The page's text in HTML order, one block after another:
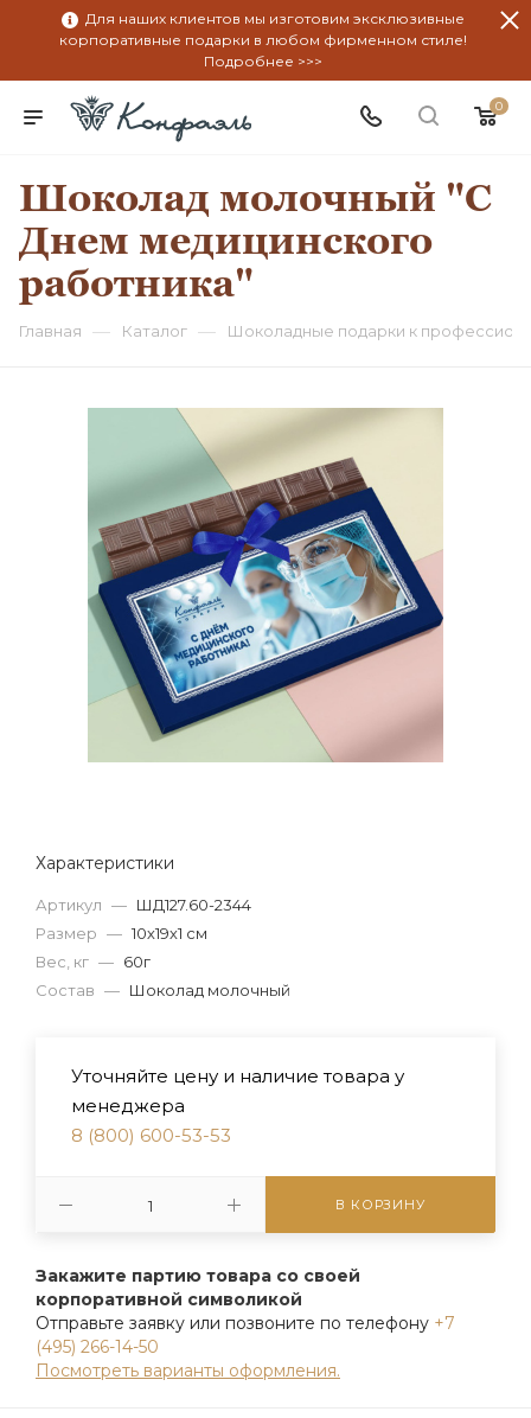
Для наших клиентов мы изготовим эксклюзивные
корпоративные подарки в любом фирменном стиле!
Подробнее >>>
0
Шоколад молочный "С
Днем медицинского
работника"
Главная — Каталог — Шоколадные подарки к
Характеристики
Артикул — ШД127.60-2344
Размер — 10х19х1 см
Вес, кг — 60г
Состав — Шоколад молочный
Уточняйте цену и наличие товара у
менеджера
8 (800) 600-53-53
В КОРЗИНУ
Закажите партию товара со своей
корпоративной символикой
Отправьте заявку или позвоните по телефону +7
(495) 266-14-50
Посмотреть варианты оформления.